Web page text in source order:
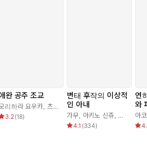
완 공주 조교
리하라 요우카, 츠키모리 아이라
3.2(18)
변태 후작의 이상적
인 아내
가무, 아키노 신쥬, 조아라
4.1 (334)
연
와
맺
아코